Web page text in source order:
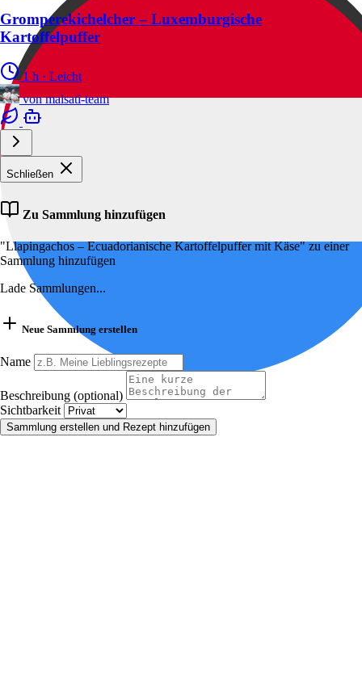
Gromperekichelcher – Luxemburgische
Kartoffelpuffer
1 h · Leicht
von malsati-team
Schließen
Zu Sammlung hinzufügen
"Llapingachos – Ecuadorianische Kartoffelpuffer mit Käse" zu einer
Sammlung hinzufügen
Lade Sammlungen...
Neue Sammlung erstellen
Name
Beschreibung (optional)
Sichtbarkeit
Sammlung erstellen und Rezept hinzufügen